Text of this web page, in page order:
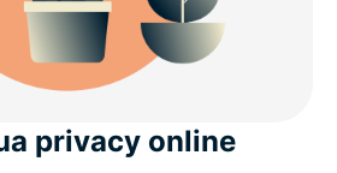
privacy online